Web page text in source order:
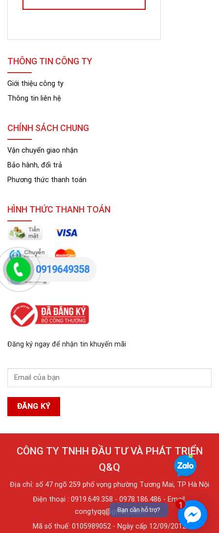
THÔNG TIN CÔNG TY
Giới thiệu công ty
Thông tin liên hệ
CHÍNH SÁCH CHUNG
Vận chuyển giao nhận
Bảo hành, đổi trả
Phương thức thanh toán
HÌNH THỨC THANH TOÁN
Đăng ký ngay để nhận tin khuyến mãi
CÔNG TY TNHH ĐẦU TƯ VÀ PHÁT TRIỂN
Q&Q
Địa chỉ: số 47 ngõ 259 phố vọng phường Tương Mai, TP Hà Nội
Điện thoại : 0919.649.358 - 0978.186.486 - Email:
congtyqq@gmail.com
Mã số thuế: 0105989052 - Ngày cấp 12/09/2012
0919649358
1
Bạn cần hỗ trợ?